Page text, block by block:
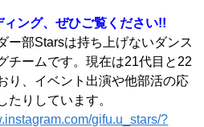
ング、ぜひご覧ください!!
ー部Starsは持ち上げないダンス
チームです。現在は21代目と22
り、イベント出演や他部活の応
たりしています。
gifu.u_stars/?